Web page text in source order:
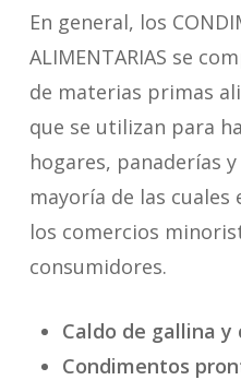
En general, los
ALIMENTARIAS se
de materias primas
que se utilizan para
hogares, panaderías
mayoría de las
los comercios
consumidores.
Caldo de gallina
Condimentos